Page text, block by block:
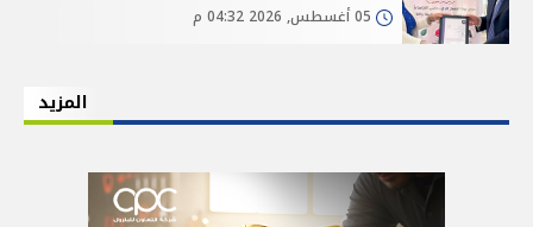
المزيد